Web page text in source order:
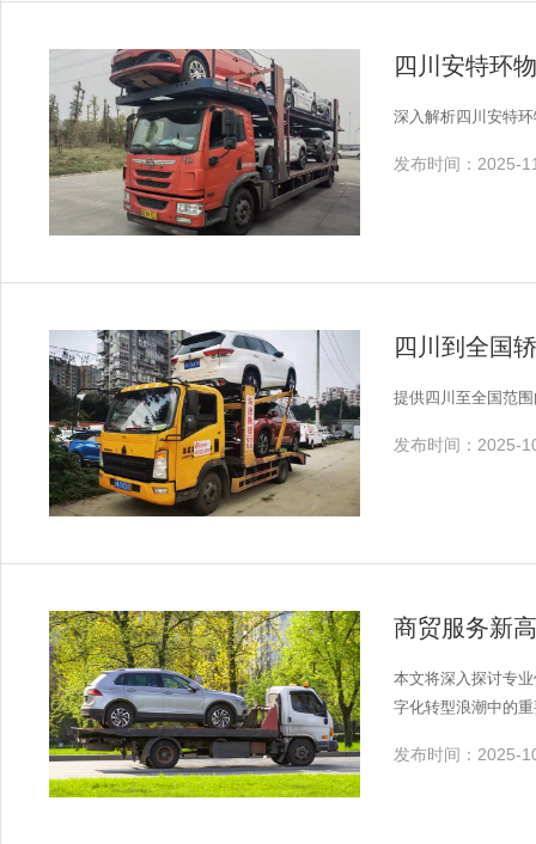
四川安特环
深入解析四川安特
发布时间：2025-
四川到全国
提供四川至全国范
发布时间：2025-
商贸服务新
本文将深入探讨专
字化转型浪潮中的
发布时间：2025-